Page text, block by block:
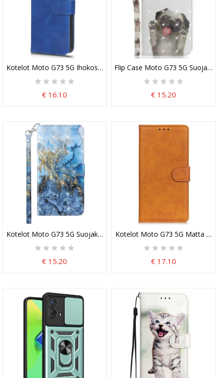
Kotelot Moto G73 5G Ihokosketustunne
€ 16.10
Flip Case Moto G73 5G
€ 15.20
Kotelot Moto G73 5G Suojaketju Kuori Strappy Abstraktio
€ 15.20
Kotelot Moto G73 5G Matta
€ 17.10